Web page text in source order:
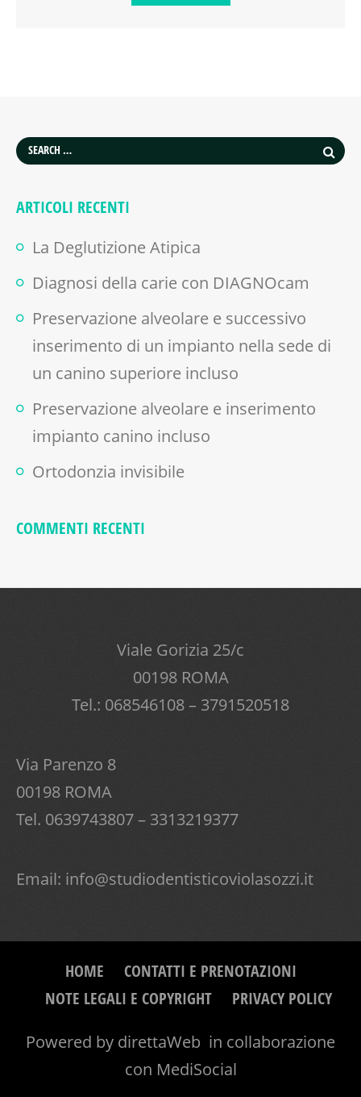
ARTICOLI RECENTI
La Deglutizione Atipica
Diagnosi della carie con DIAGNOcam
Preservazione alveolare e successivo
inserimento di un impianto nella sede di
un canino superiore incluso
Preservazione alveolare e inserimento
impianto canino incluso
Ortodonzia invisibile
COMMENTI RECENTI
Viale Gorizia 25/c
00198 ROMA
Tel.: 068546108 – 3791520518
Via Parenzo 8
00198 ROMA
Tel. 0639743807 – 3313219377
Email: info@studiodentisticoviolasozzi.it
HOME
CONTATTI E PRENOTAZIONI
NOTE LEGALI E COPYRIGHT
PRIVACY POLICY
Powered by direttaWeb in collaborazione
con MediSocial